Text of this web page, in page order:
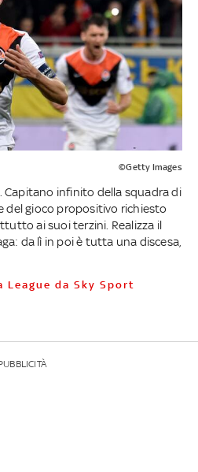
©Getty Images
Capitano infinito della squadra di
del gioco propositivo richiesto
ai suoi terzini. Realizza il
da lì in poi è tutta una discesa,
League da Sky Sport